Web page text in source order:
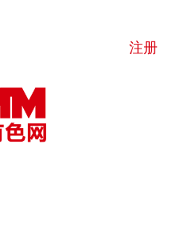
注册